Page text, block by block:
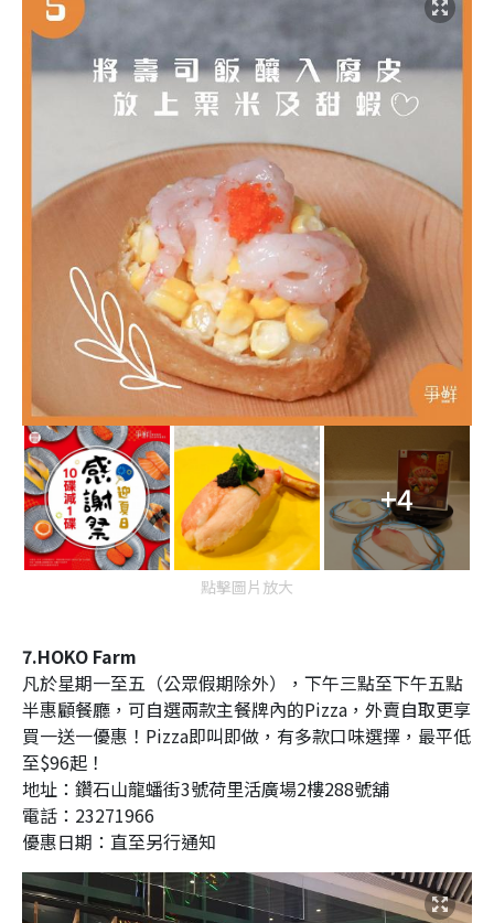
+4
點擊圖片放大
7.HOKO Farm
凡於星期一至五（公眾假期除外），下午三點至下午五點
半惠顧餐廳，可自選兩款主餐牌內的Pizza，外賣自取更享
買一送一優惠！Pizza即叫即做，有多款口味選擇，最平低
至$96起！
地址： 鑽石山龍蟠街3號荷里活廣場2樓288號舖
電話：23271966
優惠日期：直至另行通知